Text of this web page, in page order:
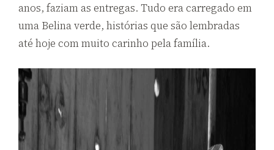
anos, faziam as entregas. Tudo era carregado em
uma Belina verde, histórias que são lembradas
até hoje com muito carinho pela família.